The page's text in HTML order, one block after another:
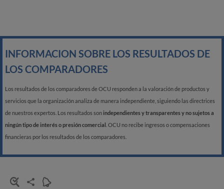
INFORMACION SOBRE LOS RESULTADOS DE
LOS COMPARADORES
Los resultados de los comparadores de OCU responden a la valoración de productos y
servicios que la organización analiza de manera independiente, siguiendo las directrices
de nuestros expertos. Los resultados son independientes y transparentes y no sujetos a
ningún tipo de interés o presión comercial . OCU no recibe ingresos o compensaciones
financieras por los resultados de los comparadores.